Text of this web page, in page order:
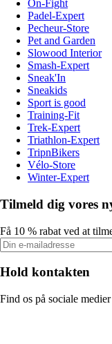
On-Fight
Padel-Expert
Pecheur-Store
Pet and Garden
Slowood Interior
Smash-Expert
Sneak'In
Sneakids
Sport is good
Training-Fit
Trek-Expert
Triathlon-Expert
TripnBikers
Vélo-Store
Winter-Expert
Tilmeld dig vores
Få 10 % rabat ved at
Hold kontakten
Find os på sociale medier